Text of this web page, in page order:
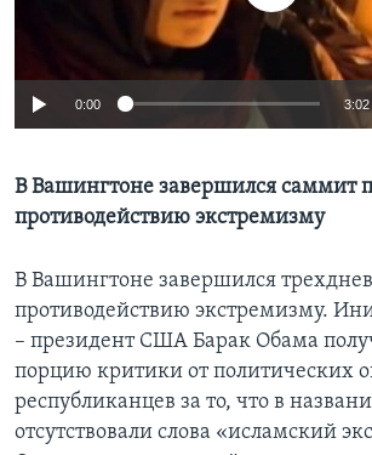
Learning English
СОЦИАЛЬНЫЕ СЕТИ
Языки
0:00 3:02
В Вашингтоне завершился саммит
противодействию экстремизму
В Вашингтоне завершился
противодействию экстремизму.
– президент США Барак Обама
порцию критики от политических
республиканцев за то, что в
отсутствовали слова «исламский